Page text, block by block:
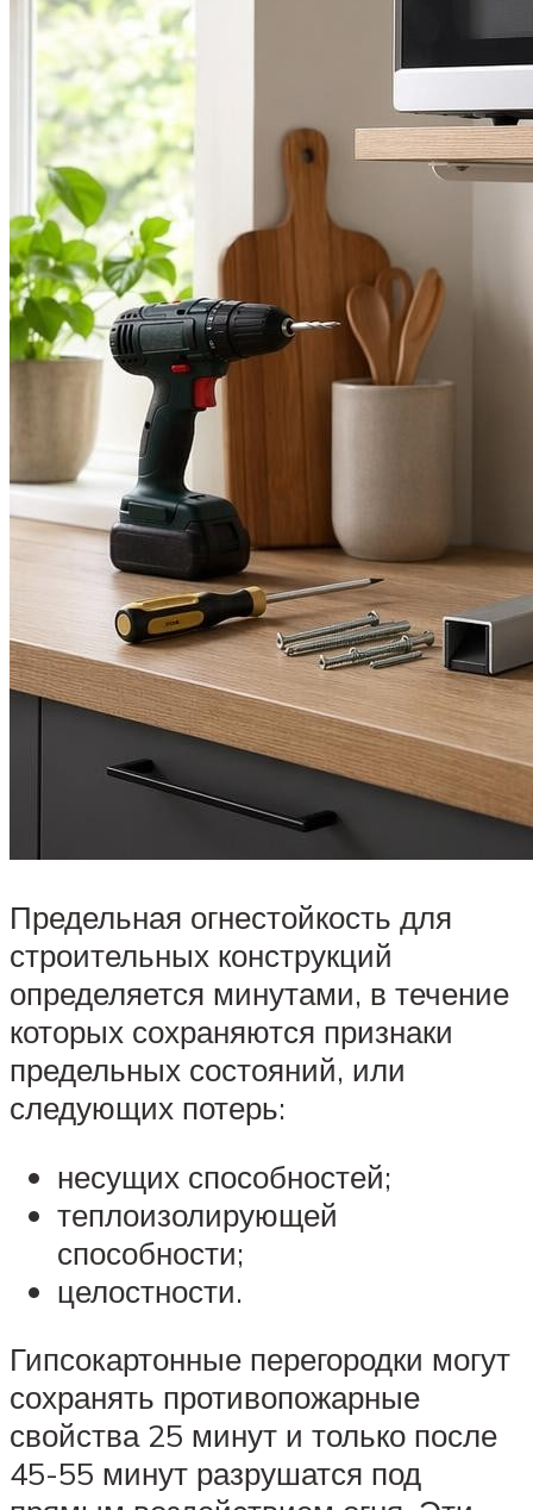
Предельная огнестойкость для
строительных конструкций
определяется минутами, в течение
которых сохраняются признаки
предельных состояний, или
следующих потерь:
несущих способностей;
теплоизолирующей
способности;
целостности.
Гипсокартонные перегородки могут
сохранять противопожарные
свойства 25 минут и только после
45-55 минут разрушатся под